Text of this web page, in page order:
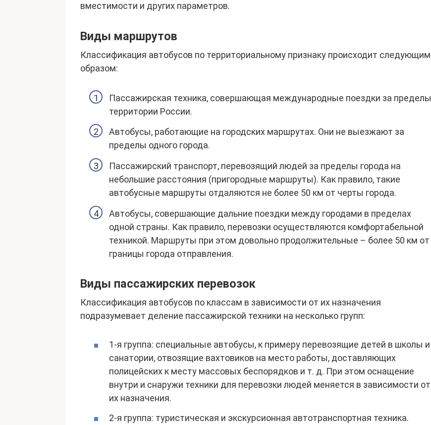
вместимости и других параметров.
Виды маршрутов
Классификация автобусов по территориальному признаку происходит следующим
образом:
Пассажирская техника, совершающая международные поездки за пределы
территории России.
Автобусы, работающие на городских маршрутах. Они не выезжают за
пределы одного города.
Пассажирский транспорт, перевозящий людей за пределы города на
небольшие расстояния (пригородные маршруты). Как правило, такие
автобусные маршруты отдаляются не более 50 км от черты города.
Автобусы, совершающие дальние поездки между городами в пределах
одной страны. Как правило, перевозки осуществляются комфортабельной
техникой. Маршруты при этом довольно продолжительные – более 50 км от
границы города отправления.
Виды пассажирских перевозок
Классификация автобусов по классам в зависимости от их назначения
подразумевает деление пассажирской техники на несколько групп:
1-я группа: специальные автобусы, к примеру перевозящие детей в школы и
санатории, отвозящие вахтовиков на место работы, доставляющих
полицейских к месту массовых беспорядков и т. д. При этом оснащение
внутри и снаружи техники для перевозки людей меняется в зависимости от
их назначения.
2-я группа: туристическая и экскурсионная автотранспортная техника.